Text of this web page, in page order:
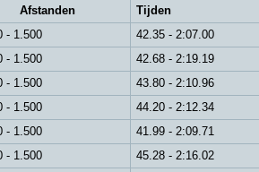
Afstanden
- 1.500 42.35 - 2:07.00
- 1.500 42.68 - 2:19.19
- 1.500 43.80 - 2:10.96
- 1.500 44.20 - 2:12.34
- 1.500 41.99 - 2:09.71
- 1.500 45.28 - 2:16.02